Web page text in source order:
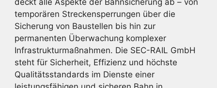
deckt alle Aspekte der Bahnsicherung ab – von
temporären Streckensperrungen über die
Sicherung von Baustellen bis hin zur
permanenten Überwachung komplexer
Infrastrukturmaßnahmen. Die SEC-RAIL GmbH
steht für Sicherheit, Effizienz und höchste
Qualitätsstandards im Dienste einer